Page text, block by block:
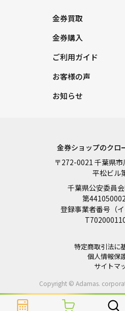
金券買取
金券購入
ご利用ガイド
お客様の声
お知らせ
金券ショップのクロ
〒272-0021 千葉県
平松ビル
千葉県公安委員会
第
登録事業者番号（
特定商取引法に
個人情報保
サイトマ
Copyright © Adamas.